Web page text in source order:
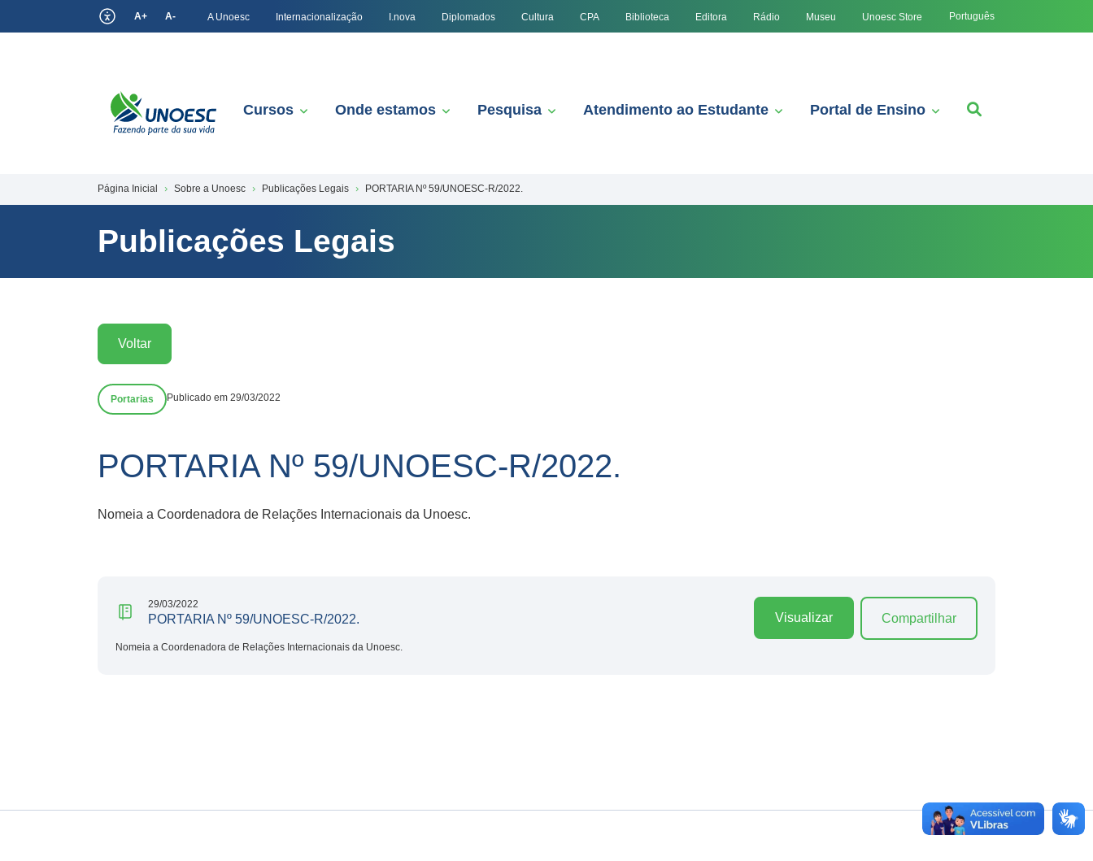
A+ A- A Unoesc Internacionalização I.nova Diplomados Cultura CPA Biblioteca Editora Rádio Museu Unoesc Store Português
Cursos Onde estamos Pesquisa Atendimento ao Estudante Portal de Ensino
Página Inicial Sobre a Unoesc Publicações Legais PORTARIA Nº 59/UNOESC-R/2022.
Publicações Legais
Voltar
Portarias Publicado em 29/03/2022
PORTARIA Nº 59/UNOESC-R/2022.
Nomeia a Coordenadora de Relações Internacionais da Unoesc.
29/03/2022
PORTARIA Nº 59/UNOESC-R/2022.
Nomeia a Coordenadora de Relações Internacionais da Unoesc.
Visualizar Compartilhar